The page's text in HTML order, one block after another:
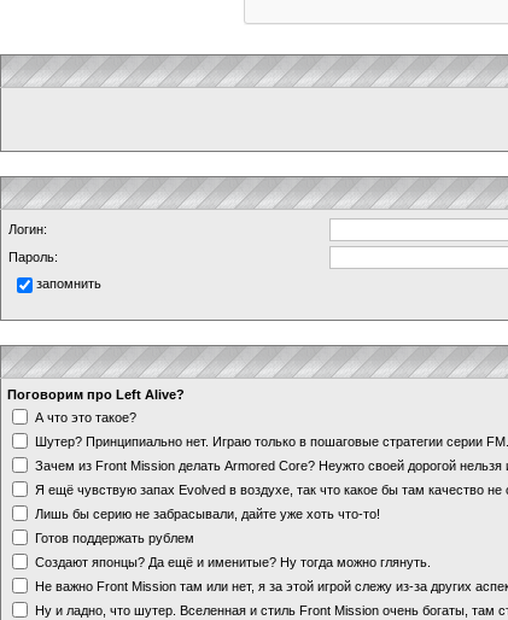
Логин:
Пароль:
запомнить
Поговорим про Left Alive?
А что это такое?
Шутер? Принципиально нет. Играю только в пошаговые стратегии серии FM.
Зачем из Front Mission делать Armored Core? Неужто своей дорогой
Я ещё чувствую запах Evolved в воздухе, так что какое бы там качество
Лишь бы серию не забрасывали, дайте уже хоть что-то!
Готов поддержать рублем
Создают японцы? Да ещё и именитые? Ну тогда можно глянуть.
Не важно Front Mission там или нет, я за этой игрой слежу из-за других
Ну и ладно, что шутер. Вселенная и стиль Front Mission очень богаты, там